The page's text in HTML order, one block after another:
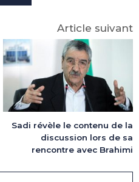
Article suivant
Sadi révèle le contenu de la
discussion lors de sa
rencontre avec Brahimi